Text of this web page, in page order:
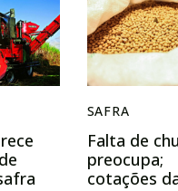
SAFRA
Falta de
preocupa;
cotações